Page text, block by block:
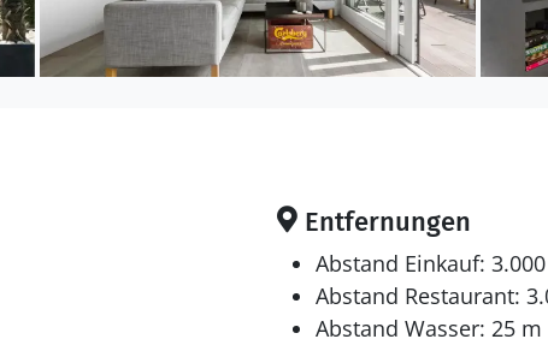
Entfernungen
Abstand Einkauf:
Abstand Restaurant:
Abstand Wasser: 25 m